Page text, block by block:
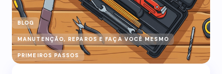
BLOG
MANUTENÇÃO, REPAROS E FAÇA VOCÊ MESMO
PRIMEIROS PASSOS